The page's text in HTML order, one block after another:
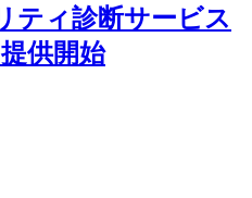
ティ診断サービス
供開始